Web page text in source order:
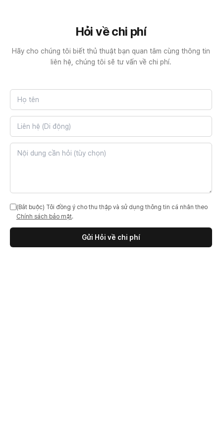
Hỏi về chi phí
Hãy cho chúng tôi biết thủ thuật bạn quan tâm cùng thông tin
liên hệ, chúng tôi sẽ tư vấn về chi phí.
(Bắt buộc) Tôi đồng ý cho thu thập và sử dụng thông tin cá nhân theo
Chính sách bảo mật.
Gửi Hỏi về chi phí